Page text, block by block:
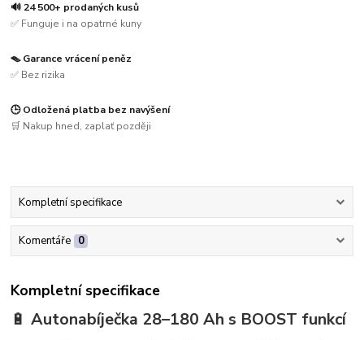
🔊 24 500+ prodaných kusů
✅ Funguje i na opatrné kuny
🪤 Garance vrácení peněz
✅ Bez rizika
🕒 Odložená platba bez navýšení
🛒 Nakup hned, zaplať později
Kompletní specifikace
Komentáře 0
Kompletní specifikace
🔋Autonabíječka 28–180 Ah s BOOST funkcí